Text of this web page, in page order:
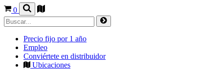
0
Precio fijo por 1 año
Empleo
Conviértete en distribuidor
Ubicaciones